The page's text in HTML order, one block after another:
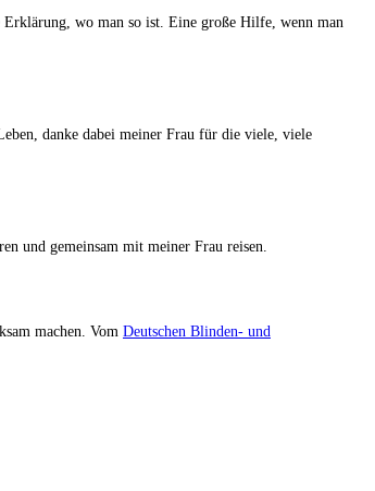
wo man so ist. Eine große Hilfe, wenn man
danke dabei meiner Frau für die viele, viele
und gemeinsam mit meiner Frau reisen.
machen. Vom Deutschen Blinden- und